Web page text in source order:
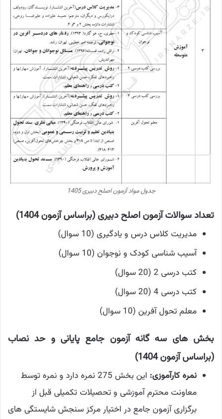
جدول مواد آزمون اصلح دبیری 1405
تعداد سوالات آزمون اصلح دبیری (براساس آزمون 1404)
مدیریت کلاس درس و یادگیری (10 سوال)
آسیب شناسی کودک و نوجوان (10 سوال)
کتب درسی 2 (20 سوال)
کتب درسی 4 (20 سوال)
معلم تحول آفرین (10 سوال)
بخش های سه گانه آزمون جامع پایانی و حد نصاب
(براساس آزمون 1404)
نمره کارآموزی:
این بخش 275 نمره دارد و نمره توسط
معاونت محترم آموزشی و تحصیلات تکمیلی قبل از
برگزاری آزمون جامع در اختیار مرکز سنجش شایستگی های